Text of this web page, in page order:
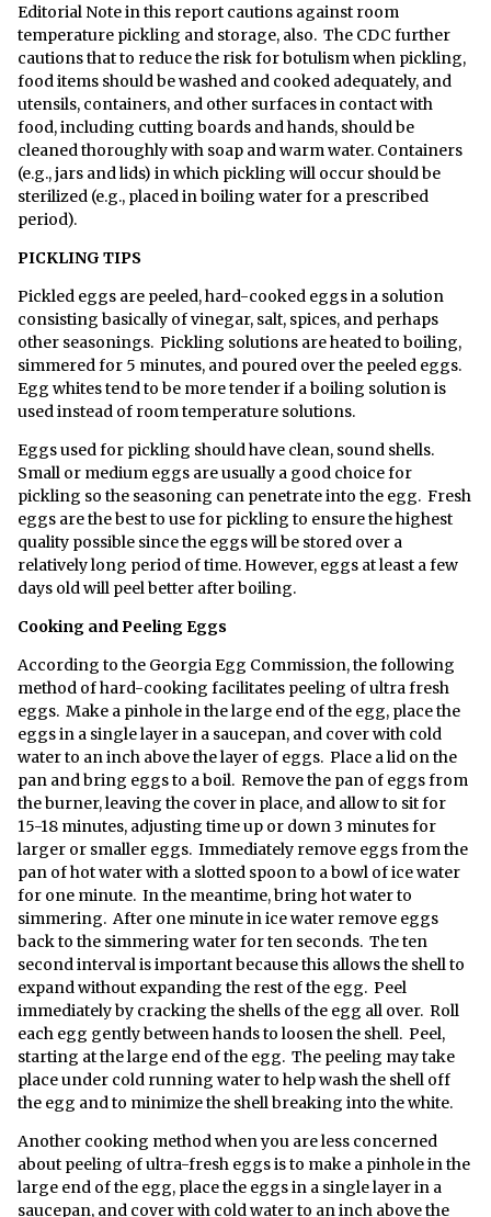
Editorial Note in this report cautions against room
temperature pickling and storage, also. The CDC further
cautions that to reduce the risk for botulism when pickling,
food items should be washed and cooked adequately, and
utensils, containers, and other surfaces in contact with
food, including cutting boards and hands, should be
cleaned thoroughly with soap and warm water. Containers
(e.g., jars and lids) in which pickling will occur should be
sterilized (e.g., placed in boiling water for a prescribed
period).
PICKLING TIPS
Pickled eggs are peeled, hard-cooked eggs in a solution
consisting basically of vinegar, salt, spices, and perhaps
other seasonings. Pickling solutions are heated to boiling,
simmered for 5 minutes, and poured over the peeled eggs.
Egg whites tend to be more tender if a boiling solution is
used instead of room temperature solutions.
Eggs used for pickling should have clean, sound shells.
Small or medium eggs are usually a good choice for
pickling so the seasoning can penetrate into the egg. Fresh
eggs are the best to use for pickling to ensure the highest
quality possible since the eggs will be stored over a
relatively long period of time. However, eggs at least a few
days old will peel better after boiling.
Cooking and Peeling Eggs
According to the Georgia Egg Commission, the following
method of hard-cooking facilitates peeling of ultra fresh
eggs. Make a pinhole in the large end of the egg, place the
eggs in a single layer in a saucepan, and cover with cold
water to an inch above the layer of eggs. Place a lid on the
pan and bring eggs to a boil. Remove the pan of eggs from
the burner, leaving the cover in place, and allow to sit for
15-18 minutes, adjusting time up or down 3 minutes for
larger or smaller eggs. Immediately remove eggs from the
pan of hot water with a slotted spoon to a bowl of ice water
for one minute. In the meantime, bring hot water to
simmering. After one minute in ice water remove eggs
back to the simmering water for ten seconds. The ten
second interval is important because this allows the shell to
expand without expanding the rest of the egg. Peel
immediately by cracking the shells of the egg all over. Roll
each egg gently between hands to loosen the shell. Peel,
starting at the large end of the egg. The peeling may take
place under cold running water to help wash the shell off
the egg and to minimize the shell breaking into the white.
Another cooking method when you are less concerned
about peeling of ultra-fresh eggs is to make a pinhole in the
large end of the egg, place the eggs in a single layer in a
saucepan, and cover with cold water to an inch above the